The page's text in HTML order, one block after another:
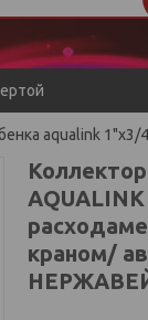
краном/